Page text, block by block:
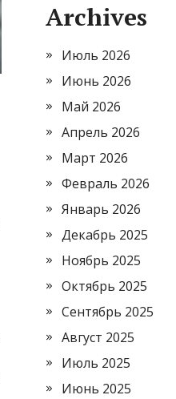
Archives
Июль 2026
Июнь 2026
Май 2026
Апрель 2026
Март 2026
Февраль 2026
Январь 2026
Декабрь 2025
Ноябрь 2025
Октябрь 2025
Сентябрь 2025
Август 2025
Июль 2025
Июнь 2025